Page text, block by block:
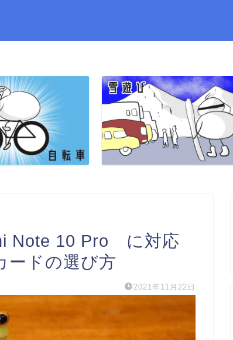
Note 10 Pro に対応
ードの選び方
2021年11月22日